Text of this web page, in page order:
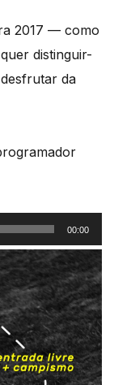
2017 — como
distinguir-
da
00:00